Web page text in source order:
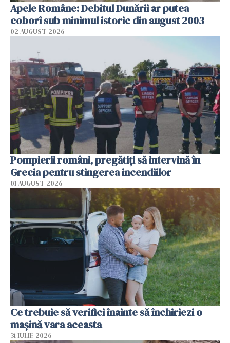
Apele Române: Debitul Dunării ar putea
coborî sub minimul istoric din august 2003
02 AUGUST 2026
Pompierii români, pregătiţi să intervină în
Grecia pentru stingerea incendiilor
01 AUGUST 2026
Ce trebuie să verifici înainte să închiriezi o
mașină vara aceasta
31 IULIE 2026